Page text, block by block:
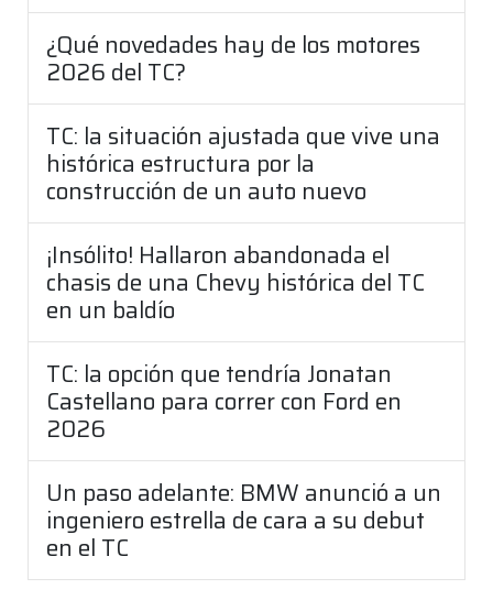
¿Qué novedades hay de los motores
2026 del TC?
TC: la situación ajustada que vive una
histórica estructura por la
construcción de un auto nuevo
¡Insólito! Hallaron abandonada el
chasis de una Chevy histórica del TC
en un baldío
TC: la opción que tendría Jonatan
Castellano para correr con Ford en
2026
Un paso adelante: BMW anunció a un
ingeniero estrella de cara a su debut
en el TC